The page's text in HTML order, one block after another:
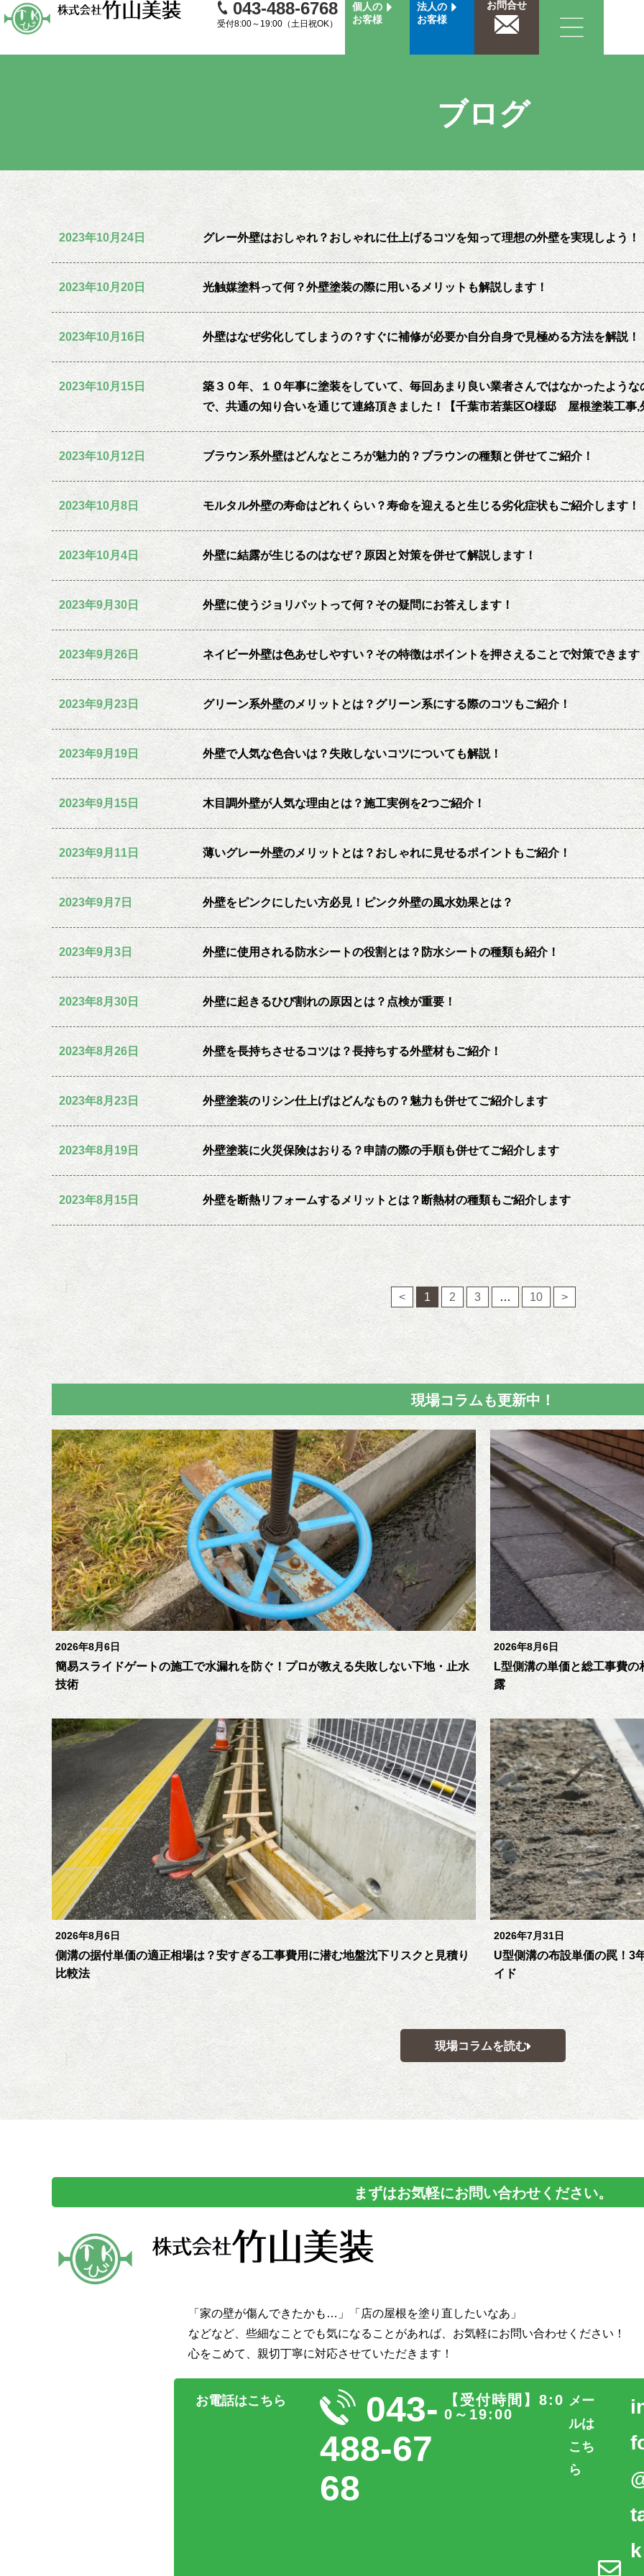
043-488-6768
受付8:00～19:00（土日祝OK）
個人の
お客様
法人の
お客様
お問合せ
ブログ
2023年10月24日 グレー外壁はおしゃれ？おしゃれに仕上げるコツを知って理想の外壁を実現しよう！
2023年10月20日 光触媒塗料って何？外壁塗装の際に用いるメリットも解説します！
2023年10月16日 外壁はなぜ劣化してしまうの？すぐに補修が必要か自分自身で見極める方法を解説！
2023年10月15日
築３０年、１０年事に塗装をしていて、毎回あまり良い業者さんではなかったよう
で、共通の知り合いを通じて連絡頂きました！【千葉市若葉区O様邸 屋根塗装工事,
2023年10月12日 ブラウン系外壁はどんなところが魅力的？ブラウンの種類と併せてご紹介！
2023年10月8日 モルタル外壁の寿命はどれくらい？寿命を迎えると生じる劣化症状もご紹介します！
2023年10月4日 外壁に結露が生じるのはなぜ？原因と対策を併せて解説します！
2023年9月30日 外壁に使うジョリパットって何？その疑問にお答えします！
2023年9月26日 ネイビー外壁は色あせしやすい？その特徴はポイントを押さえることで対策できます
2023年9月23日 グリーン系外壁のメリットとは？グリーン系にする際のコツもご紹介！
2023年9月19日 外壁で人気な色合いは？失敗しないコツについても解説！
2023年9月15日 木目調外壁が人気な理由とは？施工実例を2つご紹介！
2023年9月11日 薄いグレー外壁のメリットとは？おしゃれに見せるポイントもご紹介！
2023年9月7日 外壁をピンクにしたい方必見！ピンク外壁の風水効果とは？
2023年9月3日 外壁に使用される防水シートの役割とは？防水シートの種類も紹介！
2023年8月30日 外壁に起きるひび割れの原因とは？点検が重要！
2023年8月26日 外壁を長持ちさせるコツは？長持ちする外壁材もご紹介！
2023年8月23日 外壁塗装のリシン仕上げはどんなもの？魅力も併せてご紹介します
2023年8月19日 外壁塗装に火災保険はおりる？申請の際の手順も併せてご紹介します
2023年8月15日 外壁を断熱リフォームするメリットとは？断熱材の種類もご紹介します
< 1 2 3 … 10 >
現場コラムも更新中！
2026年8月6日
簡易スライドゲートの施工で水漏れを防ぐ！プロが教える失敗しない下地・止水
技術
2026年8月6日
L型側溝の単価と総工事費
露
2026年8月6日
側溝の据付単価の適正相場は？安すぎる工事費用に潜む地盤沈下リスクと見積り
比較法
2026年7月31日
U型側溝の布設単価の罠！3
イド
現場コラムを読む
まずはお気軽にお問い合わせください。
「家の壁が傷んできたかも…」「店の屋根を塗り直したいなあ」
などなど、些細なことでも気になることがあれば、 お気軽にお問い合わせください！
心をこめて、親切丁寧に対応させていただきます！
お電話はこちら
043-
488-67
68
【受付時間】8:0
0～19:00
メー
ルは
こち
ら
k